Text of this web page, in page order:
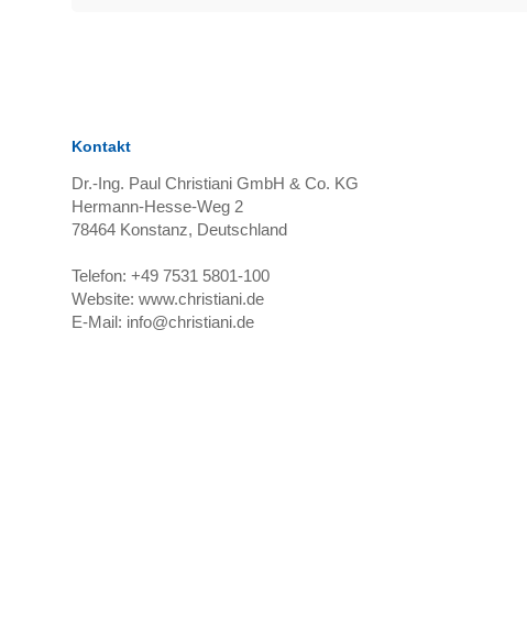
Kontakt
Dr.-Ing. Paul Christiani GmbH & Co. KG
Hermann-Hesse-Weg 2
78464Konstanz, Deutschland
Telefon: +49 7531 5801-100
Website: www.christiani.de
E-Mail: info@christiani.de